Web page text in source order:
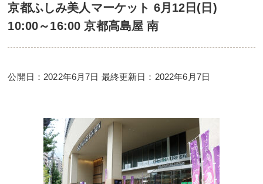
京都ふしみ美人マーケット 6月12日(日)
10:00～16:00 京都高島屋 南
公開日：2022年6月7日 最終更新日：2022年6月7日